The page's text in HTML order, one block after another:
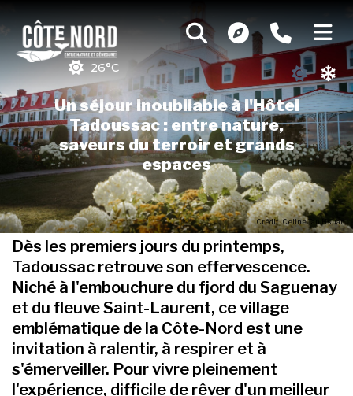
26°C
Un séjour inoubliable à l'Hôtel
Tadoussac : entre nature,
saveurs du terroir et grands
espaces
Crédit : Celine Tan Hsuan
Dès les premiers jours du printemps,
Tadoussac retrouve son effervescence.
Niché à l'embouchure du fjord du Saguenay
et du fleuve Saint-Laurent, ce village
emblématique de la Côte-Nord est une
invitation à ralentir, à respirer et à
s'émerveiller. Pour vivre pleinement
l'expérience, difficile de rêver d'un meilleur